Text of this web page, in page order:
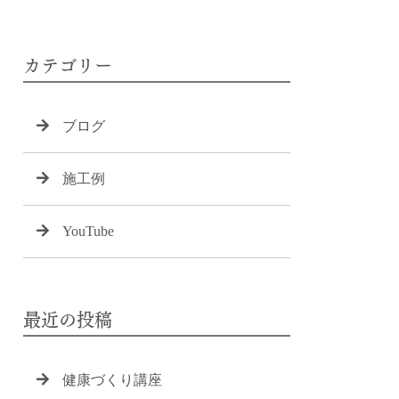
カテゴリー
ブログ
施工例
YouTube
最近の投稿
健康づくり講座